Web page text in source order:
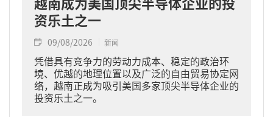
资乐土之一
09/08/2026 新闻
凭借具有竞争力的劳动力成本、稳定的政治环
境、优越的地理位置以及广泛的自由贸易协定网
络，越南正成为吸引美国多家顶尖半导体企业的
投资乐土之一。